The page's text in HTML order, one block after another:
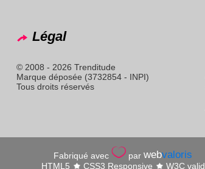
Légal
© 2008 - 2026 Trenditude
Marque déposée (3732854 - INPI)
Tous droits réservés
Fabriqué avec par webvaloris
HTML5 CSS3 Responsive W3C valid